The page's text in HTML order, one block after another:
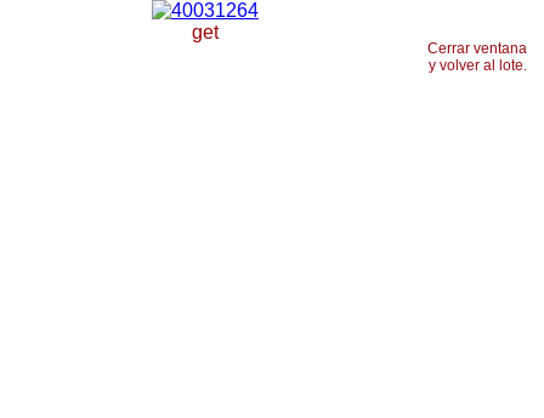
Cerrar ventana
y volver al lote.
get